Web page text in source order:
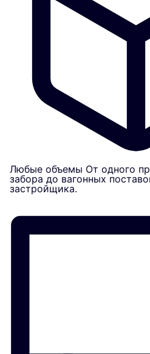
Любые объемы От одного
забора до вагонных
застройщика.